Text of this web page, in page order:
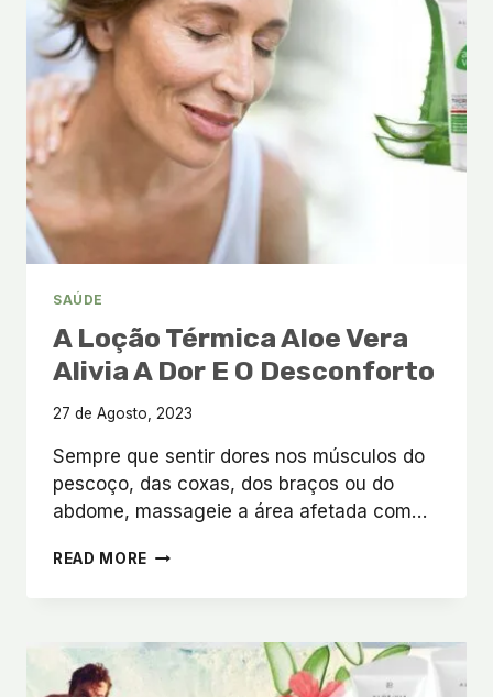
&
BEAUTY
SAÚDE
A Loção Térmica Aloe Vera
Alivia A Dor E O Desconforto
27 de Agosto, 2023
Sempre que sentir dores nos músculos do
pescoço, das coxas, dos braços ou do
abdome, massageie a área afetada com…
READ MORE A
VERA
ALIVIA